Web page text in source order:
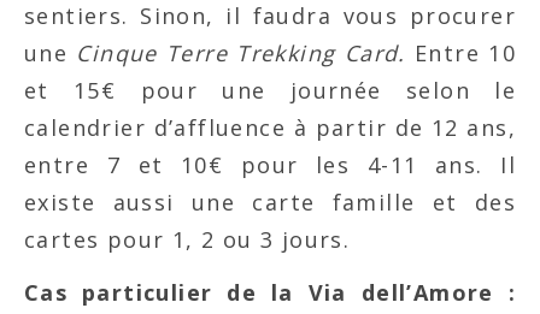
sentiers. Sinon, il faudra vous procurer
une Cinque Terre Trekking Card. Entre 10
et 15€ pour une journée selon le
calendrier d’affluence à partir de 12 ans,
entre 7 et 10€ pour les 4-11 ans. Il
existe aussi une carte famille et des
cartes pour 1, 2 ou 3 jours.
Cas particulier de la Via dell’Amore :